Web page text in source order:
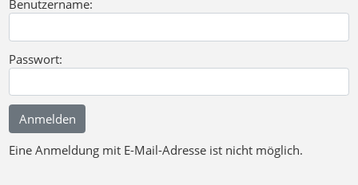
Benutzername:
Passwort:
Eine Anmeldung mit E-Mail-Adresse ist nicht möglich.